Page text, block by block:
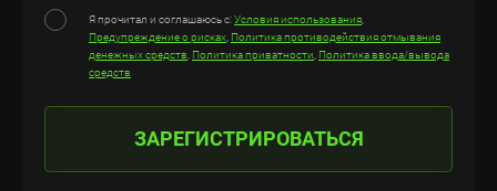
Я прочитал и соглашаюсь с:Условия использования
Предупреждение о рисках Политика противодействия отмывания
денежных средств Политика приватности Политика ввода/вывода
средств
ЗАРЕГИСТРИРОВАТЬСЯ